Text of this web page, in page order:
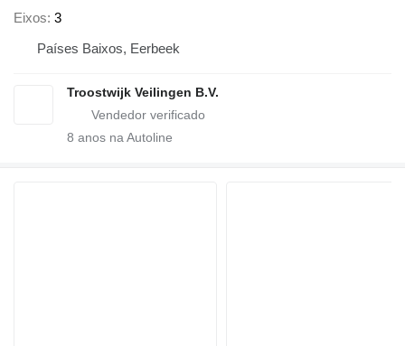
Eixos 3
Países Baixos, Eerbeek
Troostwijk Veilingen B.V.
8 anos na Autoline